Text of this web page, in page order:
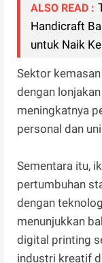
ALSO READ :
Handicraft
untuk Naik
Sektor
dengan
meningkatnya
personal dan
Sementara itu,
pertumbuhan
dengan
menunjukkan
digital printing
industri kreatif